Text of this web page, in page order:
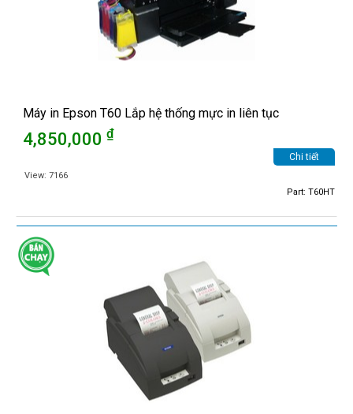
Máy in Epson T60 Lắp hệ thống mực in liên tục
4,850,000 ₫
Chi tiết
View: 7166
Part: T60HT